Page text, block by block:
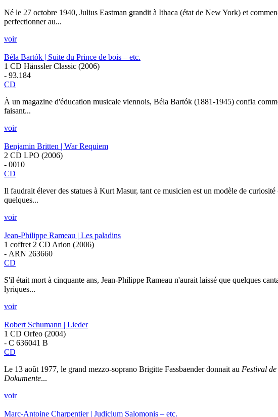
Né le 27 octobre 1940, Julius Eastman grandit à Ithaca (état de New York) et
perfectionner au...
voir
Béla Bartók | Suite du Prince de bois – etc.
1 CD Hänssler Classic (2006)
- 93.184
CD
À un magazine d'éducation musicale viennois, Béla Bartók (1881-1945) confia
faisant...
voir
Benjamin Britten | War Requiem
2 CD LPO (2006)
- 0010
CD
Il faudrait élever des statues à Kurt Masur, tant ce musicien est un modèle de
quelques...
voir
Jean-Philippe Rameau | Les paladins
1 coffret 2 CD Arion (2006)
- ARN 263660
CD
S'il était mort à cinquante ans, Jean-Philippe Rameau n'aurait laissé que quelques
lyriques...
voir
Robert Schumann | Lieder
1 CD Orfeo (2004)
- C 636041 B
CD
Le 13 août 1977, le grand mezzo-soprano Brigitte Fassbaender donnait au Festival
Dokumente...
voir
Marc-Antoine Charpentier | Judicium Salomonis – etc.